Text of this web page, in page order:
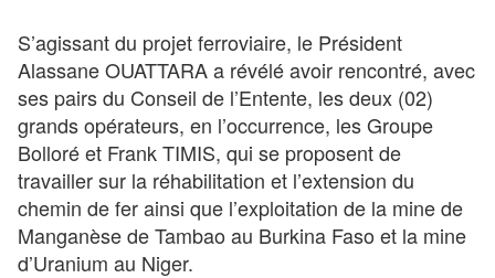
S’agissant du projet ferroviaire, le Président
Alassane OUATTARA a révélé avoir rencontré, avec
ses pairs du Conseil de l’Entente, les deux (02)
grands opérateurs, en l’occurrence, les Groupe
Bolloré et Frank TIMIS, qui se proposent de
travailler sur la réhabilitation et l’extension du
chemin de fer ainsi que l’exploitation de la mine de
Manganèse de Tambao au Burkina Faso et la mine
d’Uranium au Niger.